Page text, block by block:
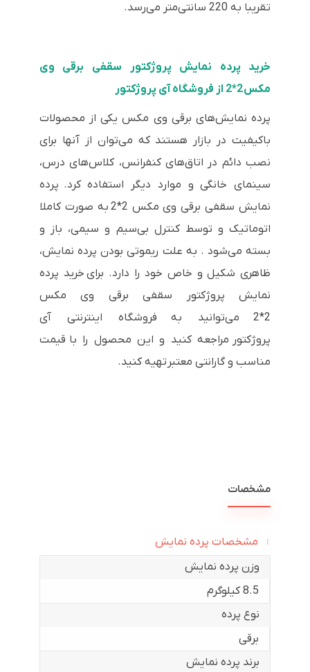
تقریبا به 220 سانتی‌متر می‌رسد.
خرید پرده نمایش پروژکتور سقفی برقی وی
مکس 2*2 از فروشگاه آی پروژکتور
پرده نمایش‌های برقی وی مکس یکی از محصولات
باکیفیت در بازار هستند که می‌توان از آنها برای
نصب دائم در اتاق‌های کنفرانس، کلاس‌های درس،
سینمای خانگی و موارد دیگر استفاده کرد. پرده
نمایش سقفی برقی وی مکس 2*2 به صورت کاملا
اتوماتیک و توسط کنترل بی‌سیم و سیمی، باز و
بسته می‌شود . به علت ریموتی بودن پرده نمایش،
ظاهری شکیل و خاص خود را دارد. برای خرید پرده
نمایش پروژکتور سقفی برقی وی مکس
2*2 می‌توانید به فروشگاه اینترنتی آی
پروژکتور مراجعه کنید و این محصول را با قیمت
مناسب و گارانتی معتبر تهیه کنید.
مشخصات
مشخصات پرده نمایش
وزن پرده نمایش
8.5 کیلوگرم
نوع پرده
برقی
برند پرده نمایش